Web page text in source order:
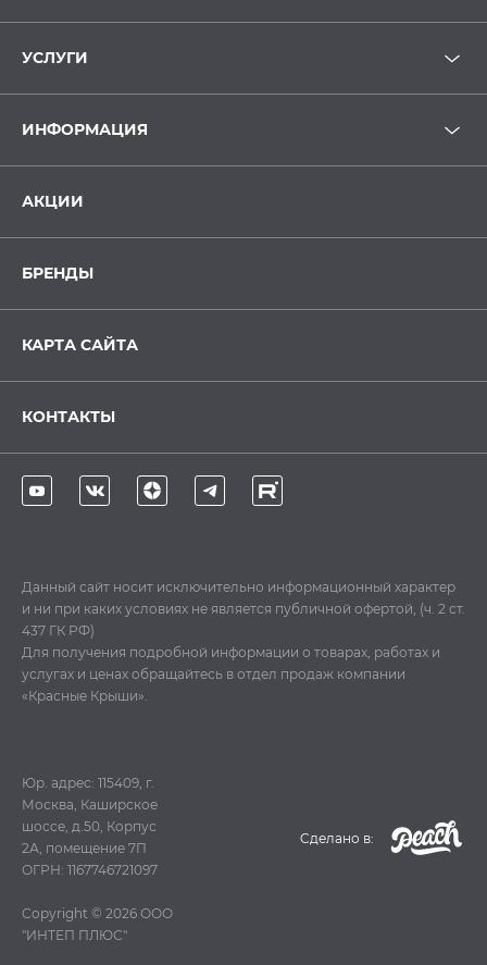
УСЛУГИ
ИНФОРМАЦИЯ
АКЦИИ
БРЕНДЫ
КАРТА САЙТА
КОНТАКТЫ
Данный сайт носит исключительно информационный характер
и ни при каких условиях не является публичной офертой, (ч. 2 ст.
437 ГК РФ)
Для получения подробной информации о товарах, работах и
услугах и ценах обращайтесь в отдел продаж компании
«Красные Крыши».
Юр. адрес: 115409, г.
Москва, Каширское
шоссе, д.50, Корпус
2А, помещение 7П
ОГРН: 1167746721097
Copyright © 2026 ООО
"ИНТЕП ПЛЮС"
Cделано в: